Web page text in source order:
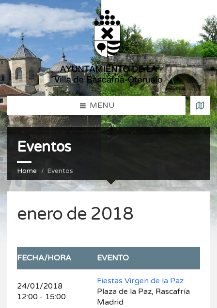
MENU
Eventos
Home Eventos
enero de 2018
FECHA/HORA EVENTO
24/01/2018
12:00 - 15:00
Fiestas Virgen de la Paz
Plaza de la Paz, Rascafría
Madrid